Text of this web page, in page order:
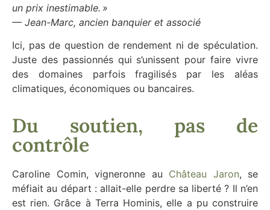
un prix inestimable. »
— Jean-Marc, ancien banquier et associé
Ici, pas de question de rendement ni de spéculation.
Juste des passionnés qui s’unissent pour faire vivre
des domaines parfois fragilisés par les aléas
climatiques, économiques ou bancaires.
Du soutien, pas de
contrôle
Caroline Comin, vigneronne au Château Jaron, se
méfiait au départ : allait-elle perdre sa liberté ? Il n’en
est rien. Grâce à Terra Hominis, elle a pu construire